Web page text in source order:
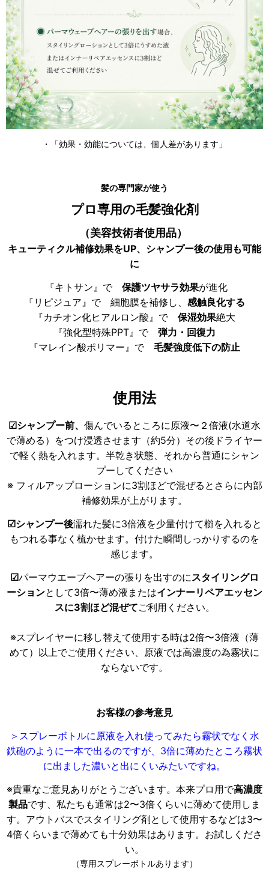
・「効果・効能については、個人差があります」
髪の専門家が使う
プロ専用の毛髪強化剤
（美容技術者使用品）
キューティクル補修効果をUP、シャンプー後の使用も可能
に
『キトサン』で 保護ツヤサラ効果が進化
『リピジュア』で 細胞膜を補修し、 感触良化する
『カチオン化ヒアルロン酸』で 保湿効果絶大
『強化型特殊PPT』で 弾力・回復力
『マレイン酸ポリマー』で 毛髪強度低下の防止
使用法
☑シャンプー前、 傷んでいるところに原液〜２倍液(水道水
で薄める）をつけ浸透させます（約5分） その後ドライヤー
で軽く熱を入れます。半乾き状態、それから普通にシャン
プーしてください
※ フィルアップローションに3割ほどで混ぜるとさらに内部
補修効果が上がります。
☑シャンプー後濡れた髪に3倍液を少量付けて櫛を入れると
もつれる事なく梳かせます。付けた瞬間しっかりするのを
感じます。
☑パーマウエーブヘアーの張りを出すのに スタイリングロ
ーションとして3倍〜薄め液またはインナーリペアエッセン
スに3割ほど混ぜてご利用ください。
※スプレイヤーに移し替えて使用する時は2倍〜3倍液（薄
めて）以上でご使用ください、原液では高濃度の為霧状に
ならないです。
お客様の参考意見
＞スプレーボトルに原液を入れ使ってみたら霧状でなく水
鉄砲のように一本で出るのですが、3倍に薄めたところ霧状
に出ました濃いと出にくいみたいですね。
※貴重なご意見ありがとうございます。本来プロ用で高濃度
製品です、私たちも通常は2〜3倍くらいに薄めて使用しま
す。アウトバスでスタイリング剤として使用するなどは3〜
4倍くらいまで薄めても十分効果はあります。お試しくださ
い。
（専用スプレーボトルあります）